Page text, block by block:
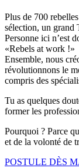
Plus de 700
sélection, un grand
Personne ici n’est
«Rebels at work !»
Ensemble, nous
révolutionnons le
compris des
Tu as quelques
former les
Pourquoi ? Parce
et de la volonté de
POSTULE DÈS